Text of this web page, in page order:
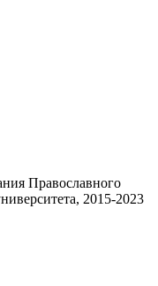
Православного
2015-2023